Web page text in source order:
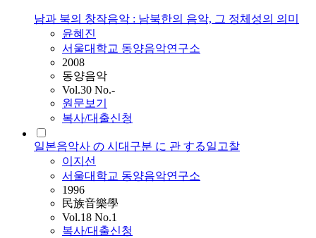
남과 북의 창작음악 : 남북한의 음악, 그 정체성의 의미
윤혜진
서울대학교 동양음악연구소
2008
동양음악
Vol.30 No.-
원문보기
복사/대출신청
일본음악사 の 시대구분 に 관 する일고찰
이지선
서울대학교 동양음악연구소
1996
民族音樂學
Vol.18 No.1
복사/대출신청